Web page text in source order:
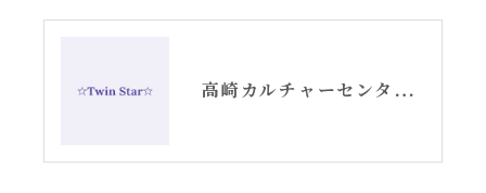
高崎カルチャーセンターでのエンジェルカード講座スタート